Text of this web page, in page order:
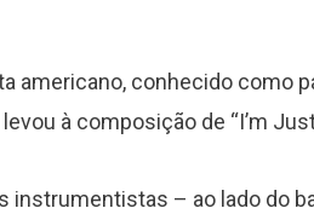
americano, conhecido como
à composição de “I’m Just
– ao lado do
Grammy 2023
indicados com